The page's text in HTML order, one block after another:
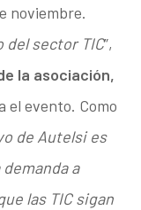
noviembre.
del sector TIC”,
la asociación,
el evento. Como
de Autelsi es
a
las TIC sigan